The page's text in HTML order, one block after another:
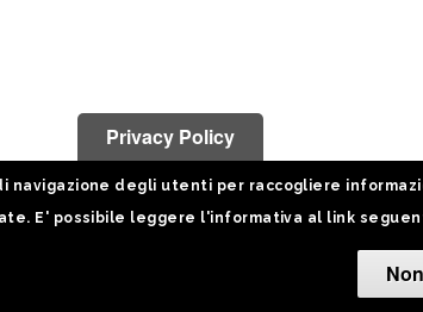
Privacy Policy
navigazione degli utenti per raccogliere
E' possibile leggere l'informativa al link